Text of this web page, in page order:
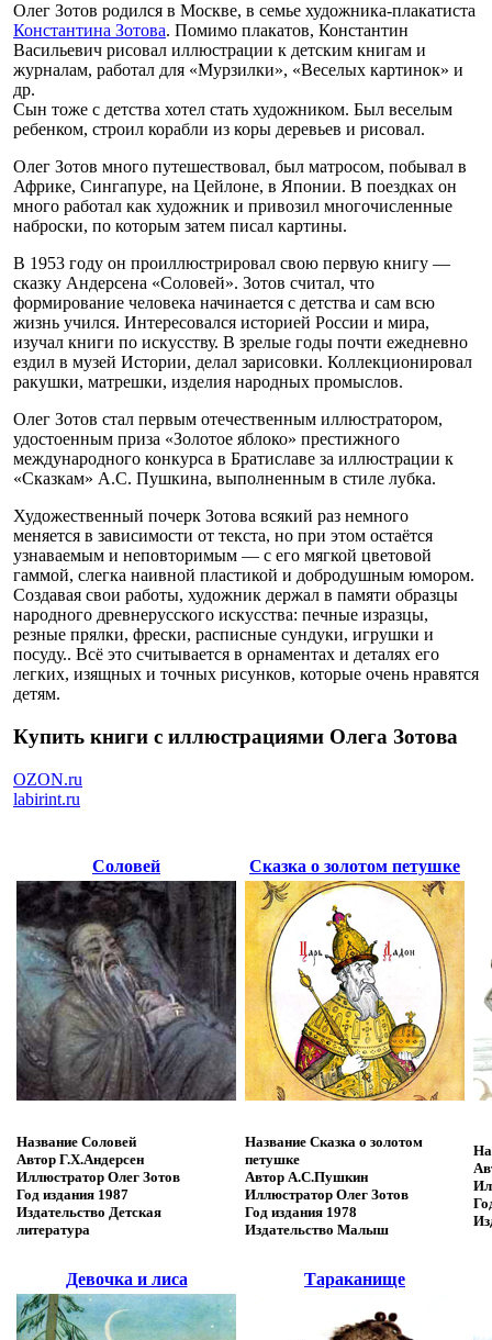
Олег Зотов родился в Москве, в семье художника-плакатиста
Константина Зотова. Помимо плакатов, Константин
Васильевич рисовал иллюстрации к детским книгам и
журналам, работал для «Мурзилки», «Веселых картинок» и
др.
Сын тоже с детства хотел стать художником. Был веселым
ребенком, строил корабли из коры деревьев и рисовал.
Олег Зотов много путешествовал, был матросом, побывал в
Африке, Сингапуре, на Цейлоне, в Японии. В поездках он
много работал как художник и привозил многочисленные
наброски, по которым затем писал картины.
В 1953 году он проиллюстрировал свою первую книгу —
сказку Андерсена «Соловей». Зотов считал, что
формирование человека начинается с детства и сам всю
жизнь учился. Интересовался историей России и мира,
изучал книги по искусству. В зрелые годы почти ежедневно
ездил в музей Истории, делал зарисовки. Коллекционировал
ракушки, матрешки, изделия народных промыслов.
Олег Зотов стал первым отечественным иллюстратором,
удостоенным приза «Золотое яблоко» престижного
международного конкурса в Братиславе за иллюстрации к
«Сказкам» А.С. Пушкина, выполненным в стиле лубка.
Художественный почерк Зотова всякий раз немного
меняется в зависимости от текста, но при этом остаётся
узнаваемым и неповторимым — с его мягкой цветовой
гаммой, слегка наивной пластикой и добродушным юмором.
Создавая свои работы, художник держал в памяти образцы
народного древнерусского искусства: печные изразцы,
резные прялки, фрески, расписные сундуки, игрушки и
посуду.. Всё это считывается в орнаментах и деталях его
легких, изящных и точных рисунков, которые очень нравятся
детям.
Купить книги с иллюстрациями Олега Зотова
OZON.ru
labirint.ru
Соловей Сказка о золотом петушке
Название Соловей
Автор Г.Х.Андерсен
Иллюстратор Олег Зотов
Год издания 1987
Издательство Детская
литература
Название Сказка о золотом
петушке
Автор А.С.Пушкин
Иллюстратор Олег Зотов
Год издания 1978
Издательство Малыш
Девочка и лиса Тараканище